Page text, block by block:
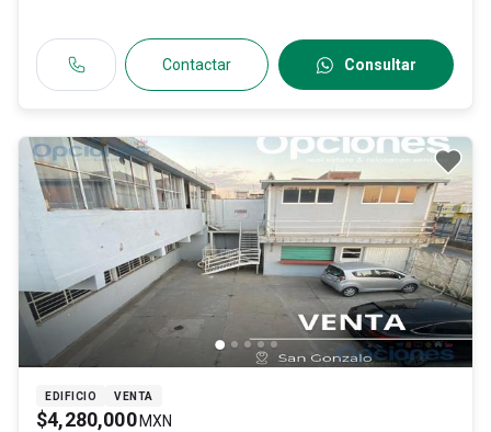
Contactar Consultar
EDIFICIO VENTA
$4,280,000 MXN